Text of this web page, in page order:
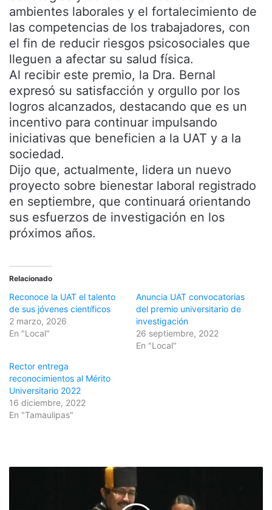
ambientes laborales y el fortalecimiento de
las competencias de los trabajadores, con
el fin de reducir riesgos psicosociales que
lleguen a afectar su salud física.
Al recibir este premio, la Dra. Bernal
expresó su satisfacción y orgullo por los
logros alcanzados, destacando que es un
incentivo para continuar impulsando
iniciativas que beneficien a la UAT y a la
sociedad.
Dijo que, actualmente, lidera un nuevo
proyecto sobre bienestar laboral registrado
en septiembre, que continuará orientando
sus esfuerzos de investigación en los
próximos años.
Relacionado
Reconoce la UAT el talento
de sus jóvenes científicos
2 marzo, 2026
En "Local"
Anuncia UAT convocatorias
del premio universitario de
investigación
26 septiembre, 2022
En "Local"
Rector entrega
reconocimientos al Mérito
Universitario 2022
16 diciembre, 2022
En "Tamaulipas"